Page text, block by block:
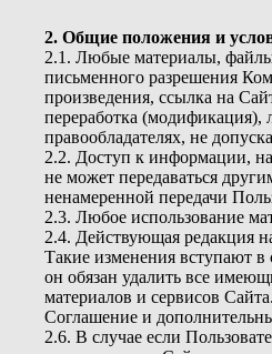
2. Общие положения и
2.1. Любые материалы, файлы
письменного разрешения
произведения, ссылка на
переработка (модификация),
правообладателях, не
2.2. Доступ к информации,
не может передаваться
ненамеренной передачи
2.3. Любое использование
2.4. Действующая редакция
Такие изменения вступают
он обязан удалить все
материалов и сервисов
Соглашение и
2.6. В случае если